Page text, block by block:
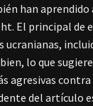
han aprendido
El principal de
ucranianas,
lo que
agresivas contra
del artículo